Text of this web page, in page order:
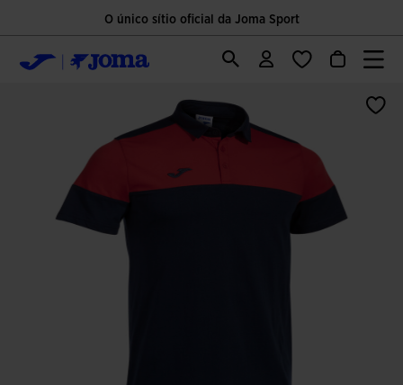
O único sítio oficial da Joma Sport